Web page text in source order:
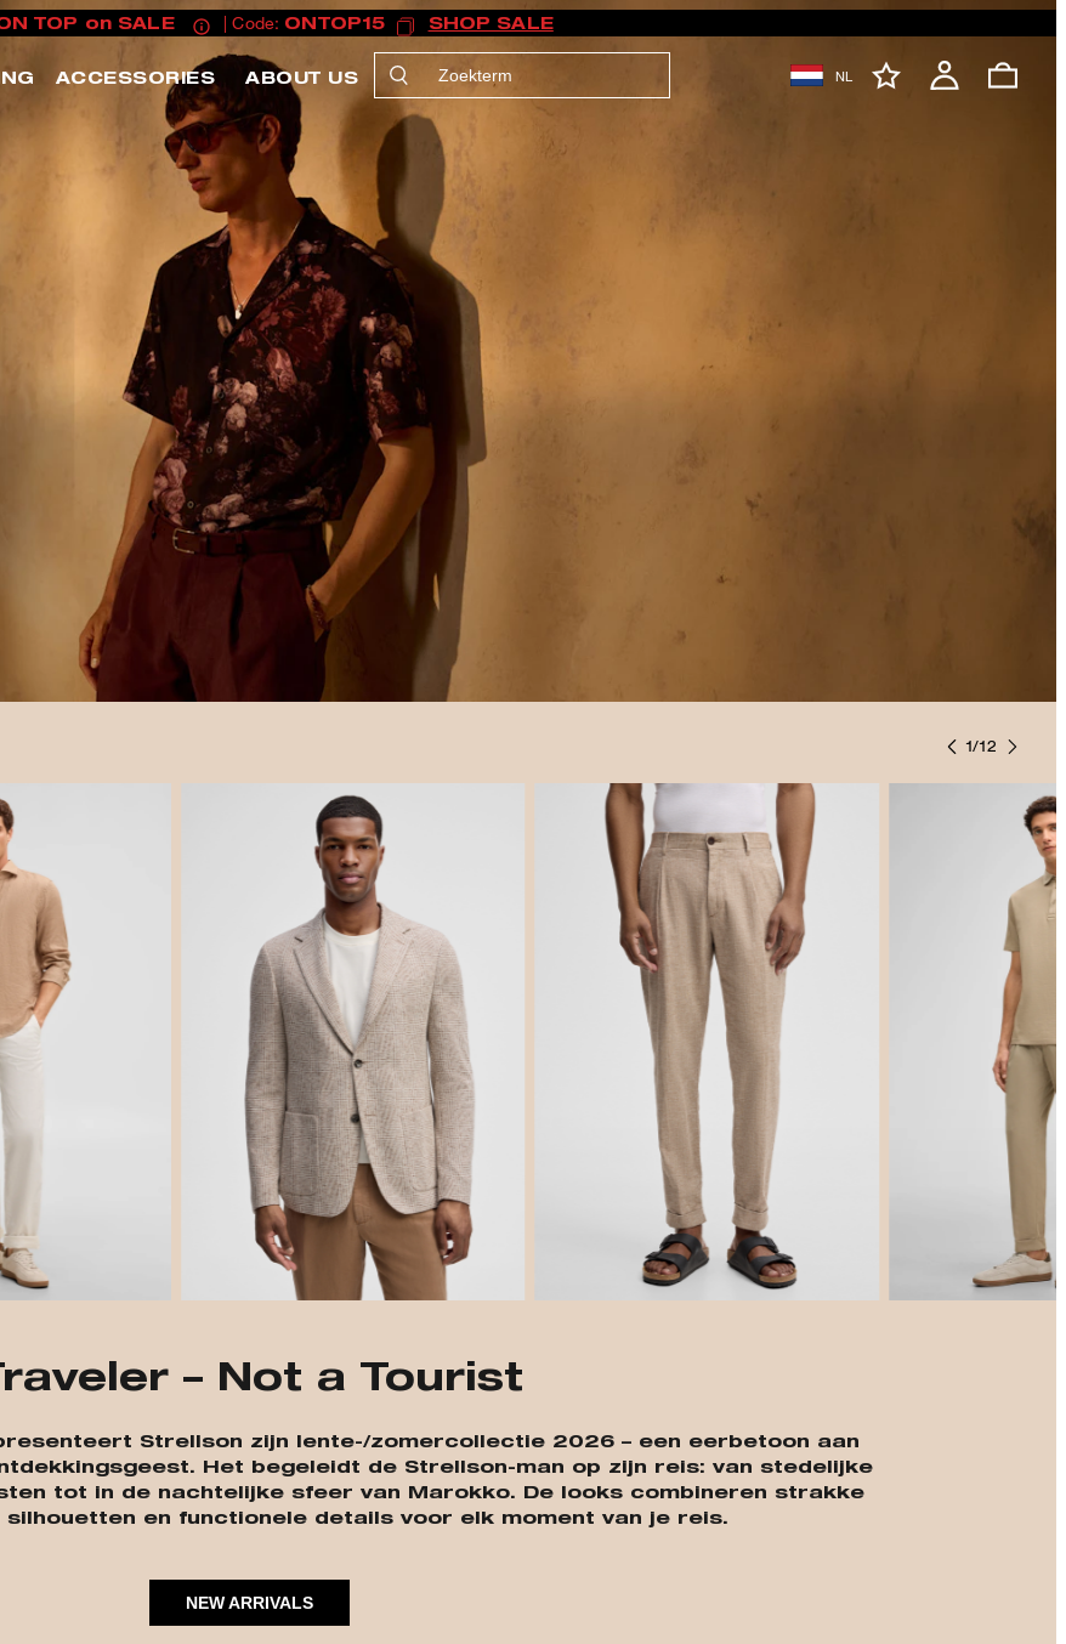
TOP on SALE | Code: ONTOP15 SHOP SALE
ACCESSORIES ABOUT US NL
1/12
– Not a Tourist
Strellson zijn lente-/zomercollectie 2026 – een eerbetoon aan
Het begeleidt de Strellson-man op zijn reis: van stedelijke
tot in de nachtelijke sfeer van Marokko. De looks combineren strakke
silhouetten en functionele details voor elk moment van je reis.
NEW ARRIVALS